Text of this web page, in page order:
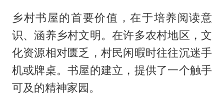
乡村书屋的首要价值，在于培养阅读意
识、涵养乡村文明。在许多农村地区，文
化资源相对匮乏，村民闲暇时往往沉迷手
机或牌桌。书屋的建立，提供了一个触手
可及的精神家园。